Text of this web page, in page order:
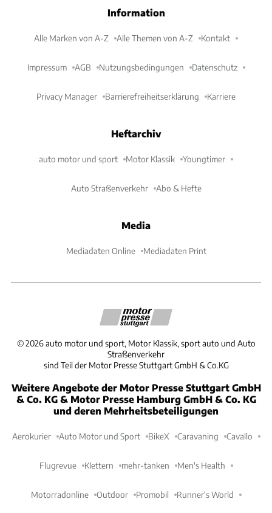
Information
Alle Marken von A-Z Alle Themen von A-Z Kontakt
Impressum AGB Nutzungsbedingungen Datenschutz
Privacy Manager Barrierefreiheitserklärung Karriere
Heftarchiv
auto motor und sport Motor Klassik Youngtimer
Auto Straßenverkehr Abo & Hefte
Media
Mediadaten Online Mediadaten Print
©2026 auto motor und sport, Motor Klassik, sport auto und Auto
Straßenverkehr
sind Teil der Motor Presse Stuttgart GmbH & Co.KG
Weitere Angebote der Motor Presse Stuttgart GmbH
& Co. KG & Motor Presse Hamburg GmbH & Co. KG
und deren Mehrheitsbeteiligungen
Aerokurier Auto Motor und Sport BikeX Caravaning Cavallo
Flugrevue Klettern mehr-tanken Men's Health
Motorradonline Outdoor Promobil Runner's World